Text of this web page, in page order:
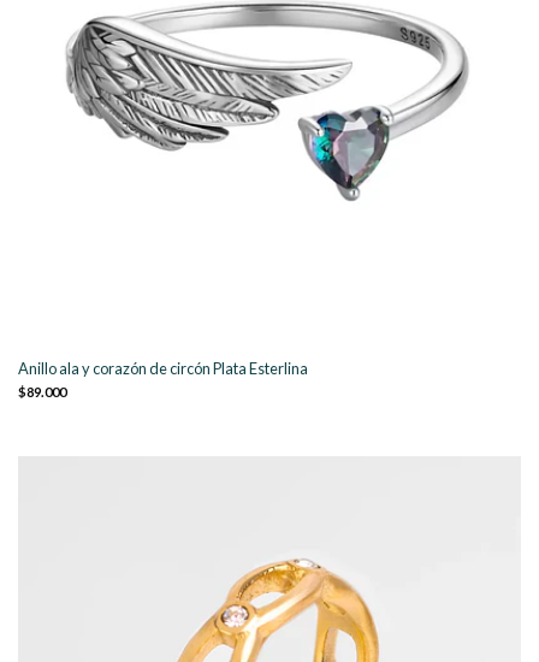
Anillo ala y corazón de circón Plata Esterlina
$89.000